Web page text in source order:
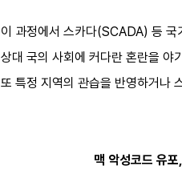
이 과정에서 스카다(SCADA) 등 국
상대 국의 사회에 커다란 혼란을 야
또 특정 지역의 관습을 반영하거나
맥 악성코드 유포, 전년